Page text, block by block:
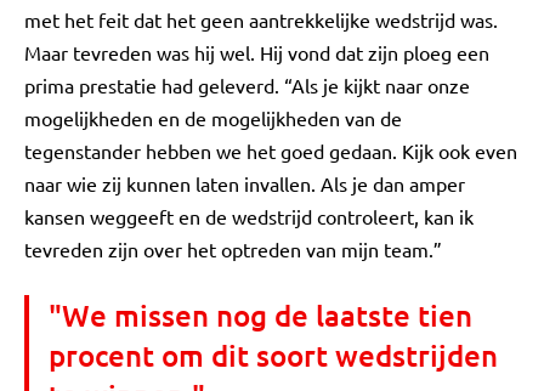
met het feit dat het geen aantrekkelijke wedstrijd was.
Maar tevreden was hij wel. Hij vond dat zijn ploeg een
prima prestatie had geleverd. “Als je kijkt naar onze
mogelijkheden en de mogelijkheden van de
tegenstander hebben we het goed gedaan. Kijk ook even
naar wie zij kunnen laten invallen. Als je dan amper
kansen weggeeft en de wedstrijd controleert, kan ik
tevreden zijn over het optreden van mijn team.”
"We missen nog de laatste tien
procent om dit soort wedstrijden